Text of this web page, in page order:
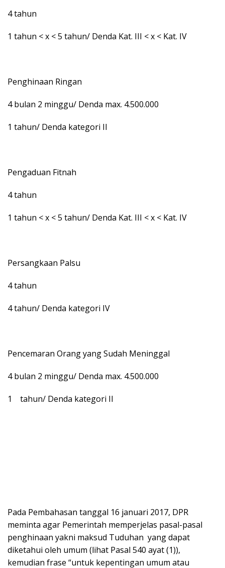
4 tahun
1 tahun < x < 5 tahun/ Denda Kat. III < x < Kat. IV
Penghinaan Ringan
4 bulan 2 minggu/ Denda max. 4.500.000
1 tahun/ Denda kategori II
Pengaduan Fitnah
4 tahun
1 tahun < x < 5 tahun/ Denda Kat. III < x < Kat. IV
Persangkaan Palsu
4 tahun
4 tahun/ Denda kategori IV
Pencemaran Orang yang Sudah Meninggal
4 bulan 2 minggu/ Denda max. 4.500.000
1 tahun/ Denda kategori II
Pada Pembahasan tanggal 16 januari 2017, DPR
meminta agar Pemerintah memperjelas pasal-pasal
penghinaan yakni maksud Tuduhan yang dapat
diketahui oleh umum (lihat Pasal 540 ayat (1)),
kemudian frase “untuk kepentingan umum atau